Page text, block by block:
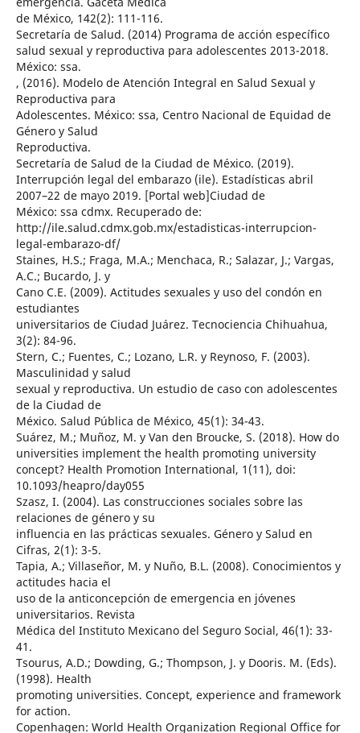
de México, 142(2): 111-116.
Secretaría de Salud. (2014) Programa de acción específico
salud sexual y reproductiva para adolescentes 2013-2018.
México: ssa.
, (2016). Modelo de Atención Integral en Salud Sexual y
Reproductiva para
Adolescentes. México: ssa, Centro Nacional de Equidad de
Género y Salud
Reproductiva.
Secretaría de Salud de la Ciudad de México. (2019).
Interrupción legal del embarazo (ile). Estadísticas abril
2007–22 de mayo 2019. [Portal web]Ciudad de
México: ssa cdmx. Recuperado de:
http://ile.salud.cdmx.gob.mx/estadisticas-interrupcion-
legal-embarazo-df/
Staines, H.S.; Fraga, M.A.; Menchaca, R.; Salazar, J.; Vargas,
A.C.; Bucardo, J. y
Cano C.E. (2009). Actitudes sexuales y uso del condón en
estudiantes
universitarios de Ciudad Juárez. Tecnociencia Chihuahua,
3(2): 84-96.
Stern, C.; Fuentes, C.; Lozano, L.R. y Reynoso, F. (2003).
Masculinidad y salud
sexual y reproductiva. Un estudio de caso con adolescentes
de la Ciudad de
México. Salud Pública de México, 45(1): 34-43.
Suárez, M.; Muñoz, M. y Van den Broucke, S. (2018). How do
universities implement the health promoting university
concept? Health Promotion International, 1(11), doi:
10.1093/heapro/day055
Szasz, I. (2004). Las construcciones sociales sobre las
relaciones de género y su
influencia en las prácticas sexuales. Género y Salud en
Cifras, 2(1): 3-5.
Tapia, A.; Villaseñor, M. y Nuño, B.L. (2008). Conocimientos y
actitudes hacia el
uso de la anticoncepción de emergencia en jóvenes
universitarios. Revista
Médica del Instituto Mexicano del Seguro Social, 46(1): 33-
41.
Tsourus, A.D.; Dowding, G.; Thompson, J. y Dooris. M. (Eds).
(1998). Health
promoting universities. Concept, experience and framework
for action.
Copenhagen: World Health Organization Regional Office for